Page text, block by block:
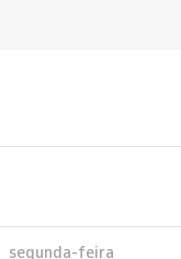
segunda-feira